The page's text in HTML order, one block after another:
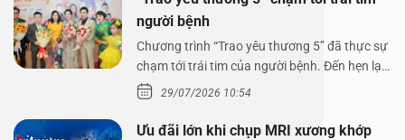
người bệnh
Chương trình “Trao yêu thương 5” đã thực sự
chạm tới trái tim của người bệnh. Đến hẹn lại
lên,…29/07/2026 10:54
Ưu đãi lớn khi chụp MRI xương khớp